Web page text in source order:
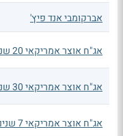
אברקומבי אנד פיץ'
אג"ח אוצר אמריקאי 20 שנה
אג"ח אוצר אמריקאי 30 שנה
אג"ח אוצר אמריקאי 7 שנים